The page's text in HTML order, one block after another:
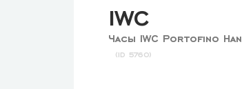
IWC
Часы IWC Portofino
5760